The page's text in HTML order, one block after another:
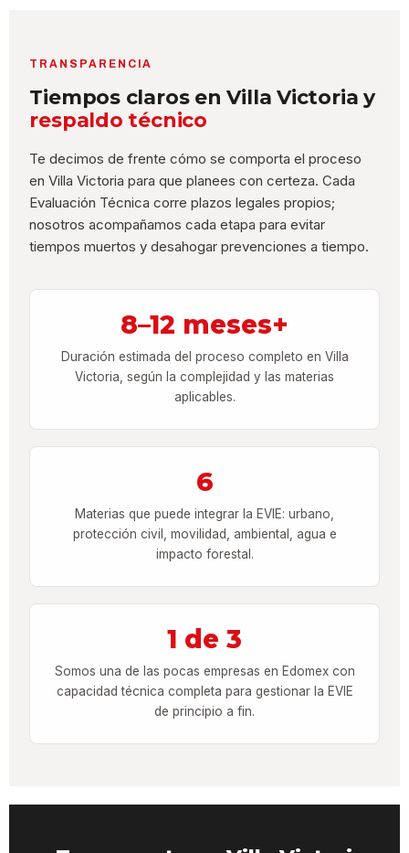
TRANSPARENCIA
Tiempos claros en Villa Victoria y
respaldo técnico
Te decimos de frente cómo se comporta el proceso
en Villa Victoria para que planees con certeza. Cada
Evaluación Técnica corre plazos legales propios;
nosotros acompañamos cada etapa para evitar
tiempos muertos y desahogar prevenciones a tiempo.
8–12 meses+
Duración estimada del proceso completo en Villa
Victoria, según la complejidad y las materias
aplicables.
6
Materias que puede integrar la EVIE: urbano,
protección civil, movilidad, ambiental, agua e
impacto forestal.
1 de 3
Somos una de las pocas empresas en Edomex con
capacidad técnica completa para gestionar la EVIE
de principio a fin.